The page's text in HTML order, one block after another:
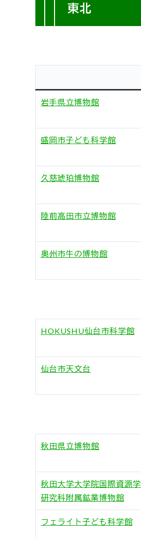
東北
岩手県立博物館
盛岡市子ども科学館
久慈琥珀博物館
陸前高田市立博物館
奥州市牛の博物館
HOKUSHU仙台市科学館
仙台市天文台
秋田県立博物館
秋田大学大学院国際資源学
研究科附属鉱業博物館
フェライト子ども科学館